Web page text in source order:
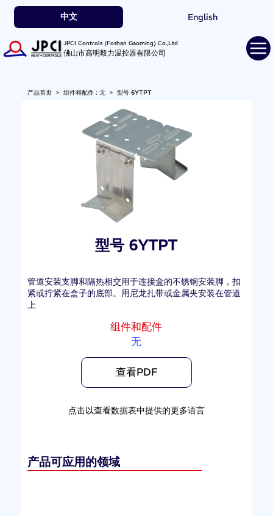
中文 English
JPCI Controls (Foshan Gaoming) Co.,Ltd
佛山市高明毅力温控器有限公司
产品首页> 组件和配件 : 无> 型号 6YTPT
型号 6YTPT
管道安装支脚和隔热相交用于连接盒的不锈钢安装脚，扣
紧或拧紧在盒子的底部。用尼龙扎带或金属夹安装在管道
上
组件和配件
无
查看PDF
点击以查看数据表中提供的更多语言
产品可应用的领域